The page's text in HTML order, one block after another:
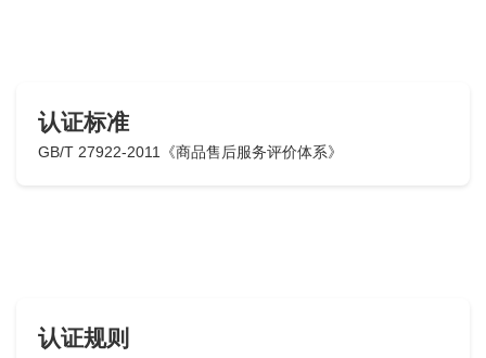
认证标准
GB/T 27922-2011《商品售后服务评价体系》
认证规则